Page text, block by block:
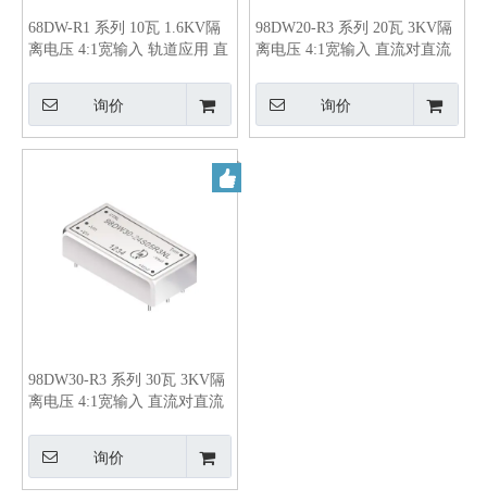
68DW-R1 系列 10瓦 1.6KV隔
离电压 4:1宽输入 轨道应用 直
询价
98DW20-R3 系列 20瓦 3KV隔
离电压 4:1宽输入 直流对直流
询价
98DW30-R3 系列 30瓦 3KV隔
离电压 4:1宽输入 直流对直流
询价